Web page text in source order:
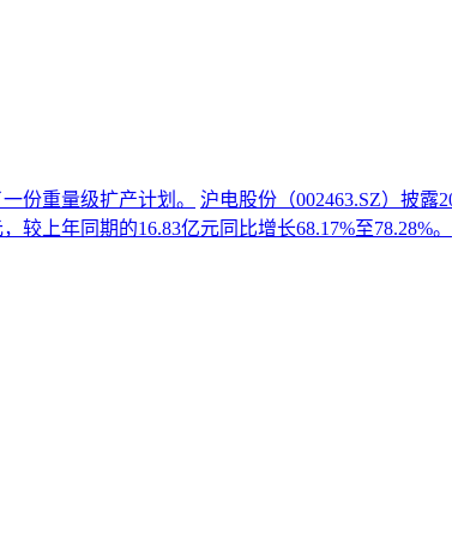
份重量级扩产计划。
沪电股份（002463.SZ）披露
上年同期的16.83亿元同比增长68.17%至78.28%。